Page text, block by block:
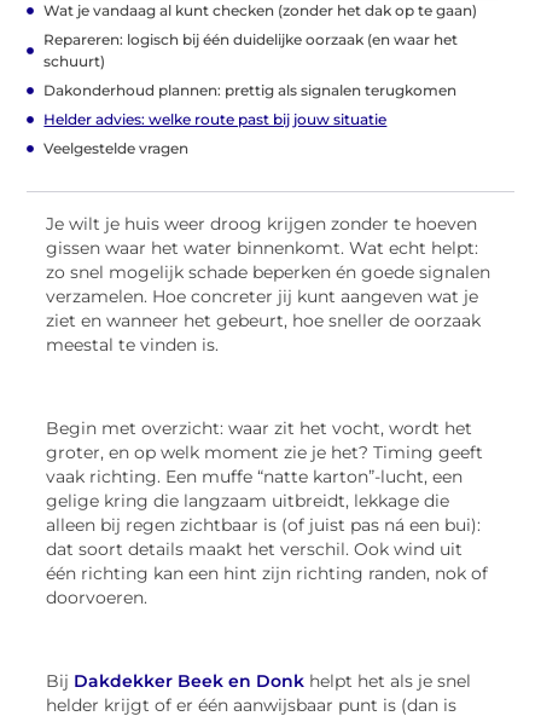
Wat je vandaag al kunt checken (zonder het dak op te gaan)
Repareren: logisch bij één duidelijke oorzaak (en waar het
schuurt)
Dakonderhoud plannen: prettig als signalen terugkomen
Helder advies: welke route past bij jouw situatie
Veelgestelde vragen
Je wilt je huis weer droog krijgen zonder te hoeven
gissen waar het water binnenkomt. Wat echt helpt:
zo snel mogelijk schade beperken én goede signalen
verzamelen. Hoe concreter jij kunt aangeven wat je
ziet en wanneer het gebeurt, hoe sneller de oorzaak
meestal te vinden is.
Begin met overzicht: waar zit het vocht, wordt het
groter, en op welk moment zie je het? Timing geeft
vaak richting. Een muffe “natte karton”-lucht, een
gelige kring die langzaam uitbreidt, lekkage die
alleen bij regen zichtbaar is (of juist pas ná een bui):
dat soort details maakt het verschil. Ook wind uit
één richting kan een hint zijn richting randen, nok of
doorvoeren.
Bij Dakdekker Beek en Donk helpt het als je snel
helder krijgt of er één aanwijsbaar punt is (dan is